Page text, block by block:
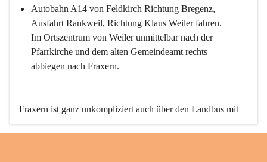
Autobahn A14 von Feldkirch Richtung Bregenz,
Ausfahrt Rankweil, Richtung Klaus Weiler fahren.
Im Ortszentrum von Weiler unmittelbar nach der
Pfarrkirche und dem alten Gemeindeamt rechts
abbiegen nach Fraxern.
Fraxern ist ganz unkompliziert auch über den Landbus mit
den öffentlichen Verkehrsmitteln zu erreichen. Die Linie